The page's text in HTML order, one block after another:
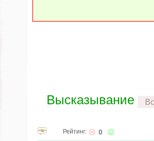
Высказывание
Рейтинг: 0